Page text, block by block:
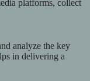
platforms, collect
analyze the key
in delivering a